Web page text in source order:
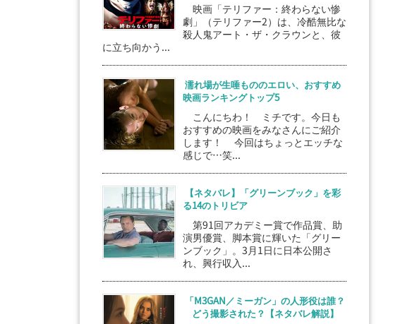
映画「テリファー：終わらない惨
劇」（テリファー2）は、冷酷無比な
殺人鬼アート・ザ・クラウンと、彼
に立ち向かう...
濡れ場が生唾もののエロい、おすすめ
映画ランキングトップ5
こんにちわ！ ミチです。今日も
おすすめの映画をみなさんにご紹介
します！ 今回はちょっとエッチな
感じで…笑...
【ネタバレ】「グリーンブック」を彩
る14のトリビア
第91回アカデミー賞で作品賞、助
演男優賞、脚本賞に輝いた「グリー
ンブック」。3月1日に日本公開さ
れ、興行収入...
「M3GAN／ミーガン」の人形役は誰？
どう撮影された？【ネタバレ解説】